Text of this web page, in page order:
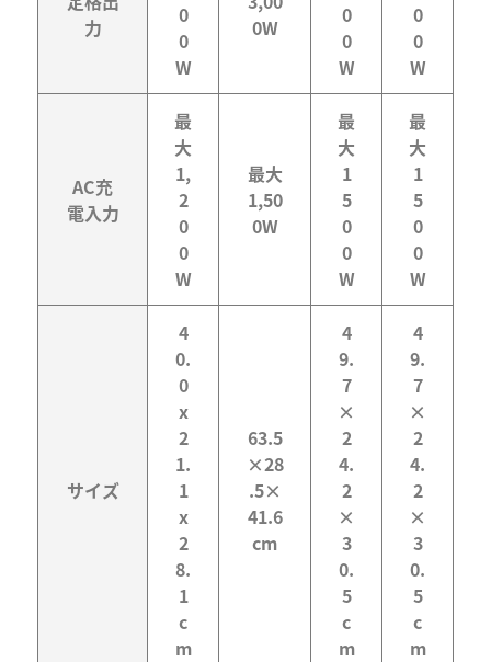
力
0
0
W
0W
0
0
W
0
0
W
AC充
電入力
最
大
1,
2
0
0
W
最大
1,50
0W
最
大
1
5
0
0
W
最
大
1
5
0
0
W
サイズ
4
0.
0
x
2
1.
1
x
2
8.
1
c
m
63.5
×28
.5×
41.6
cm
4
9.
7
×
2
4.
2
×
3
0.
5
c
m
4
9.
7
×
2
4.
2
×
3
0.
5
c
m